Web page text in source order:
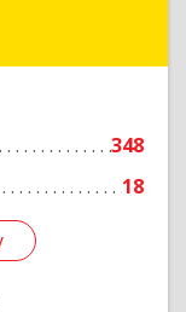
348
18
Сибирское г,